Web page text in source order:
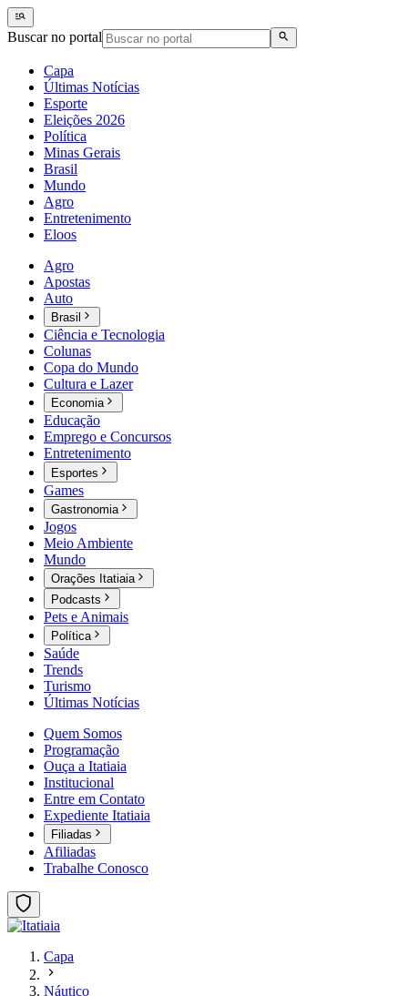
Buscar no portal
Capa
Últimas Notícias
Esporte
Eleições 2026
Política
Minas Gerais
Brasil
Mundo
Agro
Entretenimento
Eloos
Agro
Apostas
Auto
Brasil
Ciência e Tecnologia
Colunas
Copa do Mundo
Cultura e Lazer
Economia
Educação
Emprego e Concursos
Entretenimento
Esportes
Games
Gastronomia
Jogos
Meio Ambiente
Mundo
Orações Itatiaia
Podcasts
Pets e Animais
Política
Saúde
Trends
Turismo
Últimas Notícias
Quem Somos
Programação
Ouça a Itatiaia
Institucional
Entre em Contato
Expediente Itatiaia
Filiadas
Afiliadas
Trabalhe Conosco
Capa
Náutico